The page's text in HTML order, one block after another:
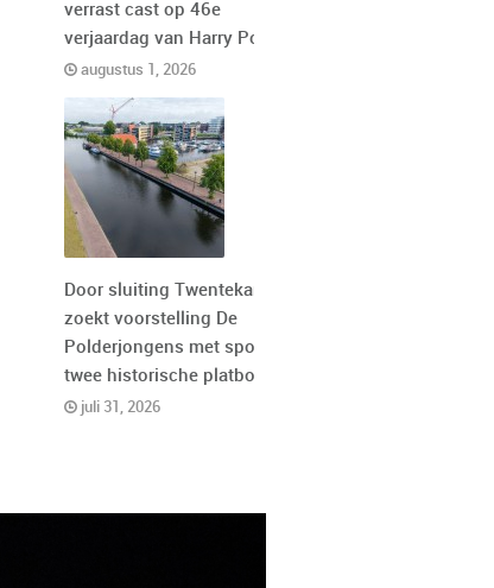
verrast cast op 46e
verjaardag van Harry Potter
augustus 1, 2026
Door sluiting Twentekanaal
zoekt voorstelling De
Polderjongens met spoed
twee historische platbodems
juli 31, 2026